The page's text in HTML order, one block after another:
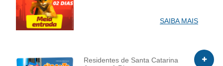
INFO
SAIBA MAIS
Residentes de Santa Catarina